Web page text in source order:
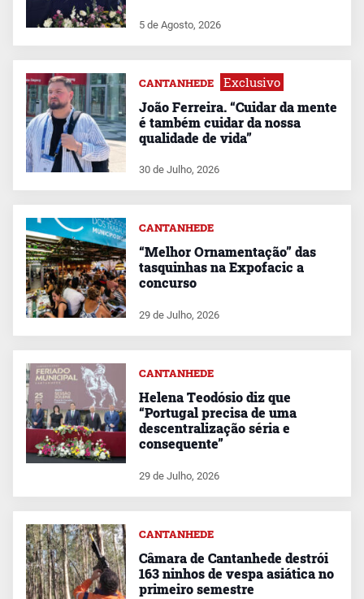
5 de Agosto, 2026
CANTANHEDE Exclusivo
João Ferreira. “Cuidar da mente
é também cuidar da nossa
qualidade de vida”
30 de Julho, 2026
CANTANHEDE
“Melhor Ornamentação” das
tasquinhas na Expofacic a
concurso
29 de Julho, 2026
CANTANHEDE
Helena Teodósio diz que
“Portugal precisa de uma
descentralização séria e
consequente”
29 de Julho, 2026
CANTANHEDE
Câmara de Cantanhede destrói
163 ninhos de vespa asiática no
primeiro semestre